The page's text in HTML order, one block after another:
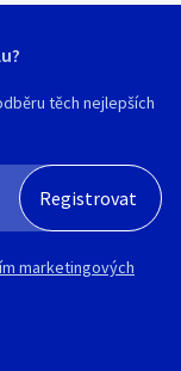
ceny. Více info
při financování:
těch nejlepších
marketingových